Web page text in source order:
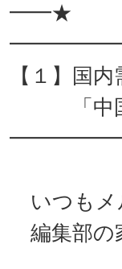
━━★
【１】国
「中国
いつもメ
編集部の